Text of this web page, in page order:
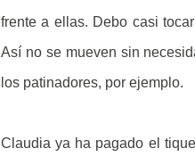
frente a ellas. Debo casi
Así no se mueven sin
los patinadores, por ejemplo.
Claudia ya ha pagado el